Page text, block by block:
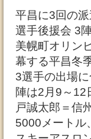
平昌に3回の
選手後援会 3
美幌町オリン
幕する平昌冬
3選手の出場
陣は2月9～12
戸誠太郎＝信
5000メートル